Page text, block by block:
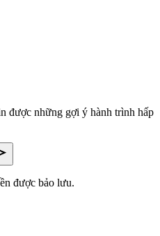
được những gợi ý hành trình hấp
được bảo lưu.